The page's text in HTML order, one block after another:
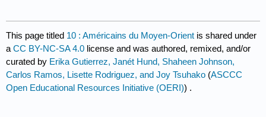
This page titled 10 : Américains du Moyen-Orient is shared under
aCC BY-NC-SA 4.0 license and was authored, remixed, and/or
curated by Erika Gutierrez, Janét Hund, Shaheen Johnson,
Carlos Ramos, Lisette Rodriguez, and Joy Tsuhako (ASCCC
Open Educational Resources Initiative (OERI)) .